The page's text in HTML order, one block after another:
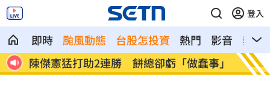
登入
即時 颱風動態 台股怎投資 熱門 影音
熱搜
」 又有苦茶油苯駢芘超標 218瓶全面追查
白海
天